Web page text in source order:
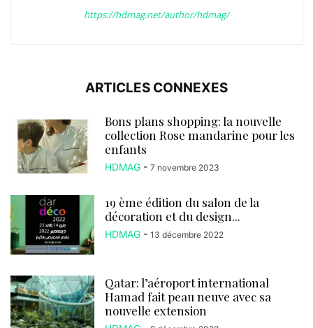
https://hdmag.net/author/hdmag/
ARTICLES CONNEXES
Bons plans shopping: la nouvelle
collection Rose mandarine pour les
enfants
HDMAG - 7 novembre 2023
19 ème édition du salon de la
décoration et du design...
HDMAG - 13 décembre 2022
Qatar: l’aéroport international
Hamad fait peau neuve avec sa
nouvelle extension